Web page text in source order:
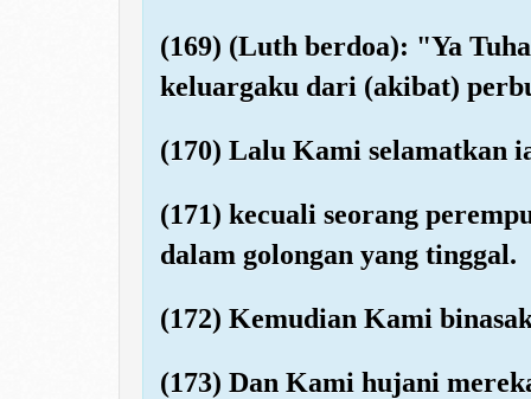
(169) (Luth berdoa): "Ya
keluargaku dari (akibat)
(170) Lalu Kami selamatkan
(171) kecuali seorang
dalam golongan yang tinggal.
(172) Kemudian Kami
(173) Dan Kami hujani